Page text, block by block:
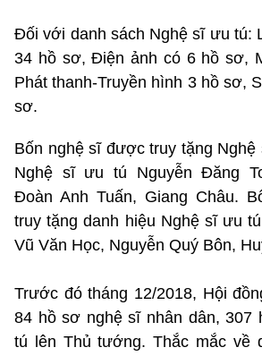
Đối với danh sách Nghệ sĩ ưu tú:
34 hồ sơ, Điện ảnh có 6 hồ sơ,
Phát thanh-Truyền hình 3 hồ sơ,
sơ.
Bốn nghệ sĩ được truy tặng Nghệ
Nghệ sĩ ưu tú Nguyễn Đăng
Đoàn Anh Tuấn, Giang Châu.
truy tặng danh hiệu Nghệ sĩ ưu
Vũ Văn Học, Nguyễn Quý Bôn,
Trước đó tháng 12/2018, Hội
84 hồ sơ nghệ sĩ nhân dân, 307
tú lên Thủ tướng. Thắc mắc về